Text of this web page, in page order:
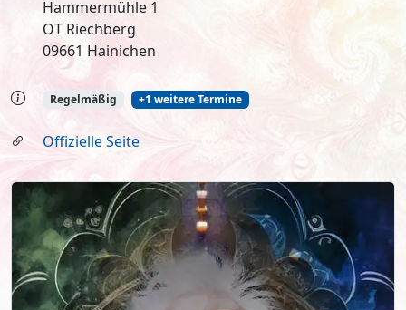
Hammermühle 1
OT Riechberg
09661 Hainichen
Regelmäßig +1 weitere Termine
Offizielle Seite